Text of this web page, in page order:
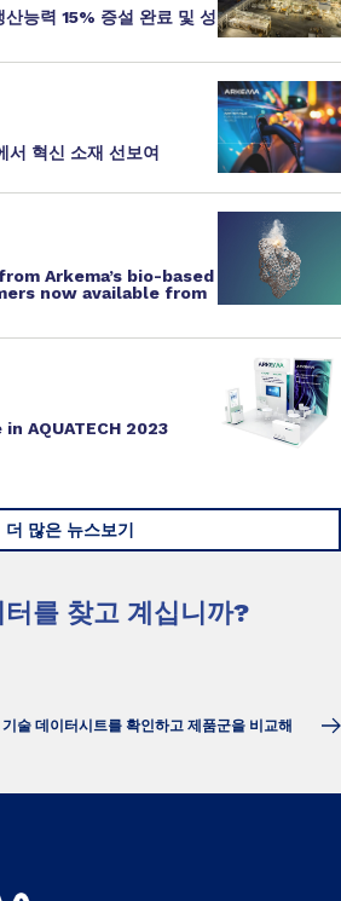
능력 15% 증설 완료 및 성
혁신 소재 선보여
Arkema’s bio-based
now available from
AQUATECH 2023
더 많은 뉴스보기
를 찾고 계십니까?
술 데이터시트를 확인하고 제품군을 비교해